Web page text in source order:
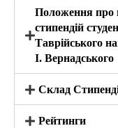
Положення про
стипендій
Таврійського
І. Вернадського
Склад
Рейтинги